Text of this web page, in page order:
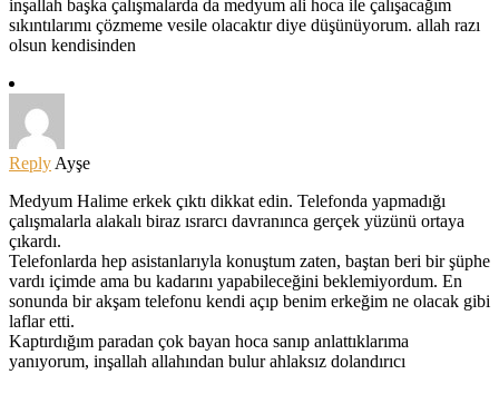
inşallah başka çalışmalarda da medyum ali hoca ile çalışacağım
sıkıntılarımı çözmeme vesile olacaktır diye düşünüyorum. allah razı
olsun kendisinden
Reply Ayşe
Medyum Halime erkek çıktı dikkat edin. Telefonda yapmadığı
çalışmalarla alakalı biraz ısrarcı davranınca gerçek yüzünü ortaya
çıkardı.
Telefonlarda hep asistanlarıyla konuştum zaten, baştan beri bir şüphe
vardı içimde ama bu kadarını yapabileceğini beklemiyordum. En
sonunda bir akşam telefonu kendi açıp benim erkeğim ne olacak gibi
laflar etti.
Kaptırdığım paradan çok bayan hoca sanıp anlattıklarıma
yanıyorum, inşallah allahından bulur ahlaksız dolandırıcı